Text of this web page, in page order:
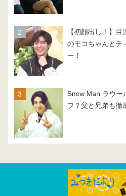
【初顔出し！】
のモコちゃんとテ
ー！
Snow Man ラウー
フ？父と兄弟も徹